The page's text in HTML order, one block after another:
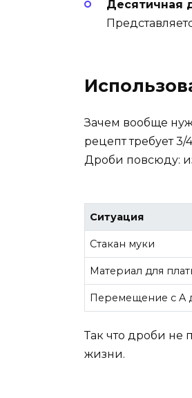
Десятичная
Зачем вообще
рецепт требует
Дроби повсюду:
Ситуация
Стакан муки
Материал для
Перемещение с A
Так что дроби не
жизни.